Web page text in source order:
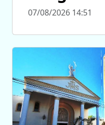
07/08/2026 14:51